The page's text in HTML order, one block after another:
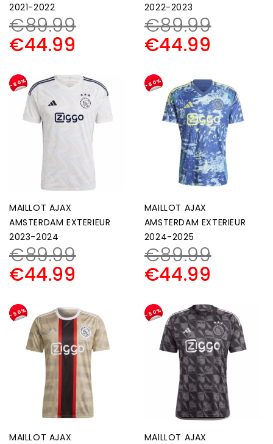
2021-2022
€89.99
€44.99
2022-2023
€89.99
€44.99
-50%
MAILLOT AJAX
AMSTERDAM EXTERIEUR
2023-2024
€89.99
€44.99
-50%
MAILLOT AJAX
AMSTERDAM EXTERIEUR
2024-2025
€89.99
€44.99
-50%
MAILLOT AJAX
-50%
MAILLOT AJAX